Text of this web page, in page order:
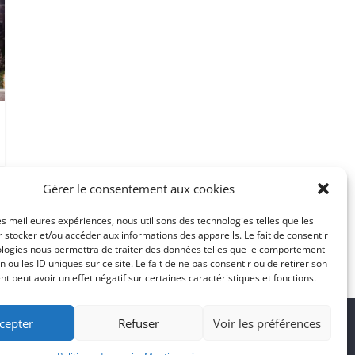
Gérer le consentement aux cookies
meilleures expériences, nous utilisons des technologies telles que les
stocker et/ou accéder aux informations des appareils. Le fait de consentir
nous permettra de traiter des données telles que le comportement
ou les ID uniques sur ce site. Le fait de ne pas consentir ou de retirer son
peut avoir un effet négatif sur certaines caractéristiques et fonctions.
Refuser Voir les préférences